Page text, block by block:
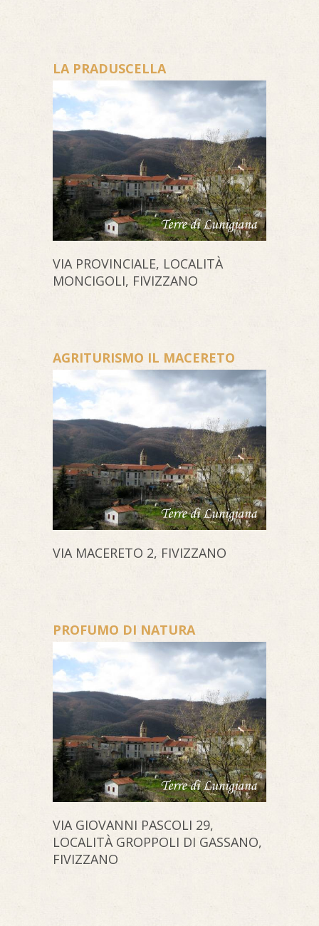
LA PRADUSCELLA
VIA PROVINCIALE, LOCALITÀ
MONCIGOLI, FIVIZZANO
AGRITURISMO IL MACERETO
VIA MACERETO 2, FIVIZZANO
PROFUMO DI NATURA
VIA GIOVANNI PASCOLI 29,
LOCALITÀ GROPPOLI DI GASSANO,
FIVIZZANO